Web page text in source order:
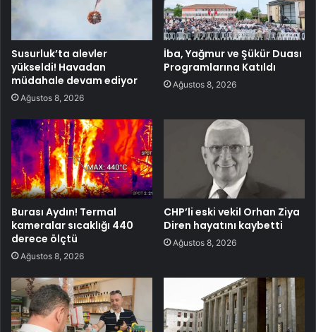
Susurluk’ta alevler
yükseldi! Havadan
müdahale devam ediyor
Ağustos 8, 2026
İba, Yağmur ve Şükür Duası
Programlarına Katıldı
Ağustos 8, 2026
Burası Aydın! Termal
kameralar sıcaklığı 440
derece ölçtü
Ağustos 8, 2026
CHP’li eski vekil Orhan Ziya
Diren hayatını kaybetti
Ağustos 8, 2026